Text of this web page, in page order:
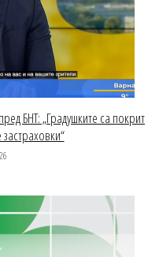
БНТ: „Градушките са покрит